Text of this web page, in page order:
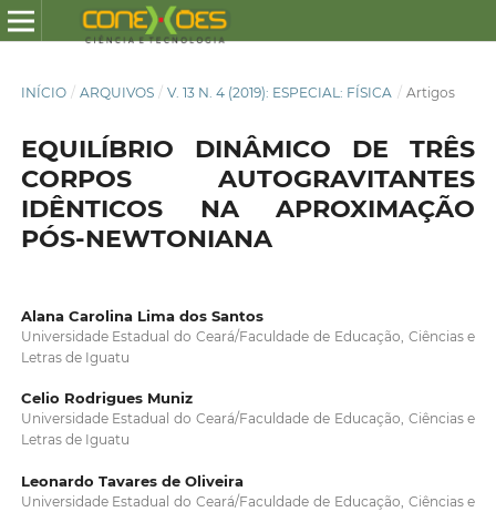
INÍCIO / ARQUIVOS / V. 13 N. 4 (2019): ESPECIAL: FÍSICA / Artigos
EQUILÍBRIO DINÂMICO DE TRÊS
CORPOS AUTOGRAVITANTES
IDÊNTICOS NA APROXIMAÇÃO
PÓS-NEWTONIANA
Alana Carolina Lima dos Santos
Universidade Estadual do Ceará/Faculdade de Educação, Ciências e
Letras de Iguatu
Celio Rodrigues Muniz
Universidade Estadual do Ceará/Faculdade de Educação, Ciências e
Letras de Iguatu
Leonardo Tavares de Oliveira
Universidade Estadual do Ceará/Faculdade de Educação, Ciências e